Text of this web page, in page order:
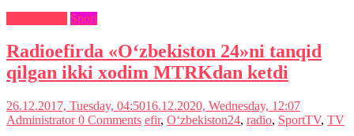
Sport
Radioefirda «O‘zbekiston 24»ni tanqid
qilgan ikki xodim MTRKdan ketdi
26.12.2017, Tuesday, 04:5016.12.2020, Wednesday, 12:07
Administrator0 Comments efir, O‘zbekiston24, radio, SportTV, TV